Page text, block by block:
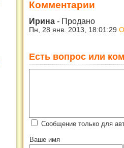
Комментарии
Ирина - Продано
Пн, 28 янв. 2013, 18:01:29
Есть вопрос или
Сообщение только для
Ваше имя